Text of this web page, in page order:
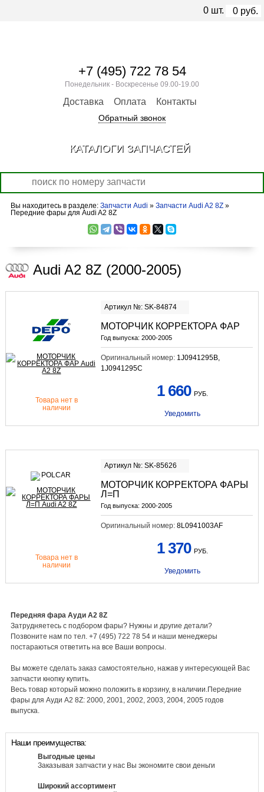
Вы находитесь в разделе: Запчасти Audi » Запчасти Audi A2 8Z»
Передние фары для Audi A2 8Z
Audi A2 8Z (2000-2005)
Артикул №: SK-84874
МОТОРЧИК КОРРЕКТОРА ФАР
Год выпуска: 2000-2005
Оригинальный номер: 1J0941295B,
1J0941295C
Товара нет в
наличии
1 660 РУБ.
Уведомить
Артикул №: SK-85626
МОТОРЧИК КОРРЕКТОРА ФАРЫ
Л=П
Год выпуска: 2000-2005
Оригинальный номер: 8L0941003AF
Товара нет в
наличии
1 370 РУБ.
Уведомить
Передняя фара Ауди A2 8Z
Затрудняетесь с подбором фары? Нужны и другие детали?
Позвоните нам по тел. +7 (495) 722 78 54 и наши менеджеры
постараються ответить на все Ваши вопросы.
Вы можете сделать заказ самостоятельно, нажав у интересующей Вас
запчасти кнопку купить.
Весь товар который можно положить в корзину, в наличии.Передние
фары для Ауди A2 8Z: 2000, 2001, 2002, 2003, 2004, 2005 годов
выпуска.
Наши преимущества:
Выгодные цены
Заказывая запчасти у нас Вы экономите свои деньги
Широкий ассортимент
+7 (495) 722 78 54
Понедельник - Воскресенье 09.00-19.00
Доставка Оплата Контакты
Обратный звонок
0 шт. 0 руб.
КАТАЛОГИ ЗАПЧАСТЕЙ